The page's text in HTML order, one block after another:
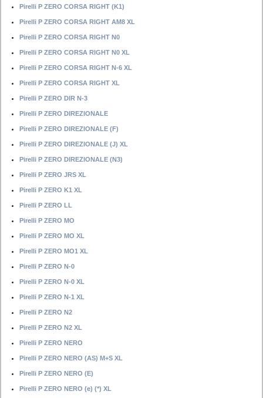
Pirelli P ZERO CORSA RIGHT (K1)
Pirelli P ZERO CORSA RIGHT AM8 XL
Pirelli P ZERO CORSA RIGHT N0
Pirelli P ZERO CORSA RIGHT N0 XL
Pirelli P ZERO CORSA RIGHT N-6 XL
Pirelli P ZERO CORSA RIGHT XL
Pirelli P ZERO DIR N-3
Pirelli P ZERO DIREZIONALE
Pirelli P ZERO DIREZIONALE (F)
Pirelli P ZERO DIREZIONALE (J) XL
Pirelli P ZERO DIREZIONALE (N3)
Pirelli P ZERO JRS XL
Pirelli P ZERO K1 XL
Pirelli P ZERO LL
Pirelli P ZERO MO
Pirelli P ZERO MO XL
Pirelli P ZERO MO1 XL
Pirelli P ZERO N-0
Pirelli P ZERO N-0 XL
Pirelli P ZERO N-1 XL
Pirelli P ZERO N2
Pirelli P ZERO N2 XL
Pirelli P ZERO NERO
Pirelli P ZERO NERO (AS) M+S XL
Pirelli P ZERO NERO (E)
Pirelli P ZERO NERO (e) (*) XL